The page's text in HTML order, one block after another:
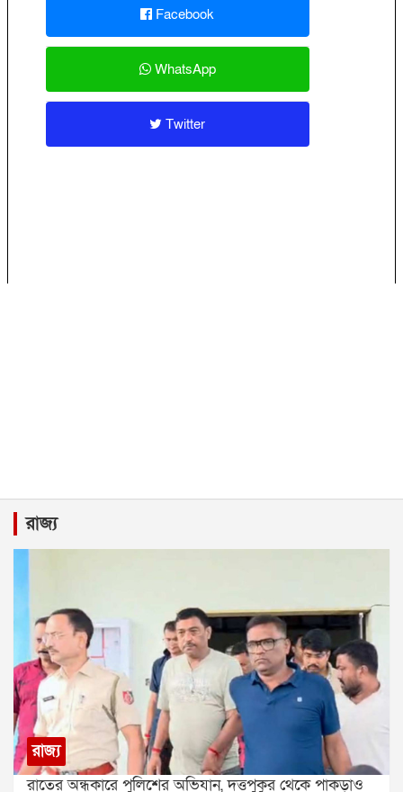
Facebook
WhatsApp
Twitter
রাজ্য
রাজ্য
রাতের অন্ধকারে পুলিশের অভিযান, দত্তপুকুর থেকে পাকড়াও